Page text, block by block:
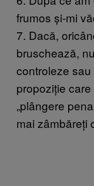
frumos și-mi
7. Dacă,
bruschează,
controleze
propoziție care
„plângere
mai zâmbăreți